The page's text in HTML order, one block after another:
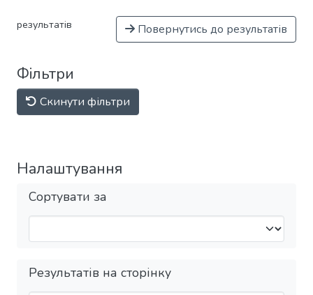
результатів Повернутись до результатів
Фільтри
Скинути фільтри
Налаштування
Сортувати за
Результатів на сторінку